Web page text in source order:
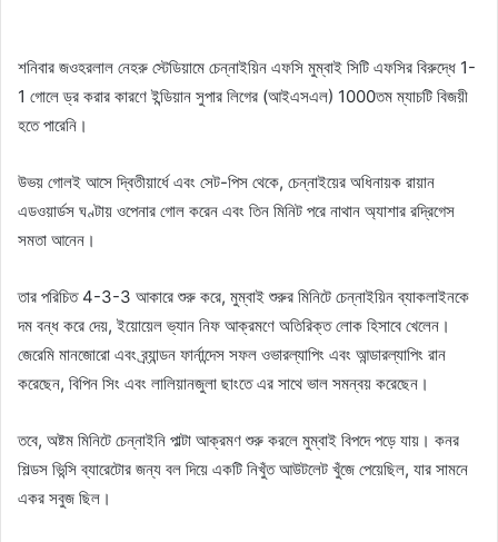
শনিবার জওহরলাল নেহরু স্টেডিয়ামে চেন্নাইয়িন এফসি মুম্বাই সিটি এফসির বিরুদ্ধে 1-
1 গোলে ড্র করার কারণে ইন্ডিয়ান সুপার লিগের (আইএসএল) 1000তম ম্যাচটি বিজয়ী
হতে পারেনি।
উভয় গোলই আসে দ্বিতীয়ার্ধে এবং সেট-পিস থেকে, চেন্নাইয়ের অধিনায়ক রায়ান
এডওয়ার্ডস ঘণ্টায় ওপেনার গোল করেন এবং তিন মিনিট পরে নাথান অ্যাশার রদ্রিগেস
সমতা আনেন।
তার পরিচিত 4-3-3 আকারে শুরু করে, মুম্বাই শুরুর মিনিটে চেন্নাইয়িন ব্যাকলাইনকে
দম বন্ধ করে দেয়, ইয়োয়েল ভ্যান নিফ আক্রমণে অতিরিক্ত লোক হিসাবে খেলেন।
জেরেমি মানজোরো এবং ব্র্যান্ডন ফার্নান্দেস সফল ওভারল্যাপিং এবং আন্ডারল্যাপিং রান
করেছেন, বিপিন সিং এবং লালিয়ানজুলা ছাংতে এর সাথে ভাল সমন্বয় করেছেন।
তবে, অষ্টম মিনিটে চেন্নাইনি পাল্টা আক্রমণ শুরু করলে মুম্বাই বিপদে পড়ে যায়। কনর
শিল্ডস ভিন্সি ব্যারেটোর জন্য বল দিয়ে একটি নিখুঁত আউটলেট খুঁজে পেয়েছিল, যার সামনে
একর সবুজ ছিল।